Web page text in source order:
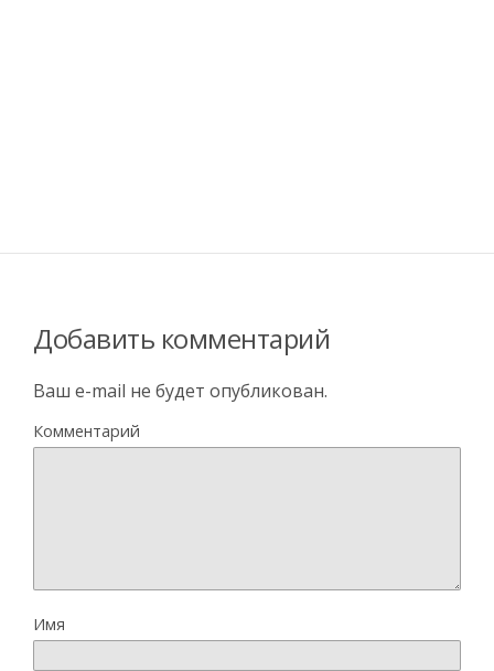
Добавить комментарий
Ваш e-mail не будет опубликован.
Комментарий
Имя